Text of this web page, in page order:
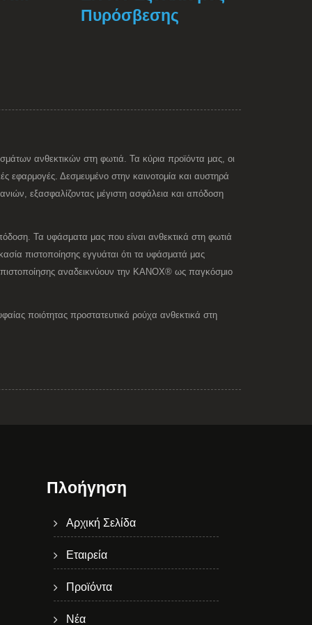
Πυρόσβεσης
ανθεκτικών στη φωτιά. Τα κύρια προϊόντα μας, οι
εφαρμογές. Δεσμευμένο στην καινοτομία και αυστηρά
εξασφαλίζοντας μέγιστη ασφάλεια και απόδοση
Τα υφάσματα μας που είναι ανθεκτικά στη φωτιά
πιστοποίησης εγγυάται ότι τα υφάσματά μας
αναδεικνύουν την KANOX® ως παγκόσμιο
ποιότητας προστατευτικά ρούχα ανθεκτικά στη
Πλοήγηση
Αρχική Σελίδα
Εταιρεία
Προϊόντα
Νέα